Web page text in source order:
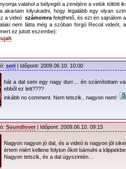
valahol a bélyegét a zenéjére a velük töltött
akartam kilyukadni, hogy legalább egy olyan
a videó számomra felejthető, és ezt én sajnálom
nem látta még a szóban forgó Recoil videót,
ez jutott eszembe):
sori | Időpont: 2009.06.10. 10:00
hát a dal sem egy nagy durr… én számítottam
ebből ez lett????
inkább no comment. Nem tetszik.. nagyon nem!
Soundlover | Időpont: 2009.06.10. 09:15
Nagyon nagyon jó dal, és a videó is nagyon jól
értem miért kellene folyton őket bámulni a
Nagyon tetszik, és a dal úgyszintén…